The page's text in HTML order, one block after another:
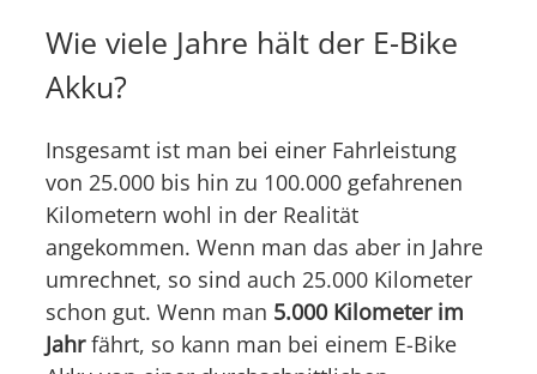
Wie viele Jahre hält der E-Bike
Akku?
Insgesamt ist man bei einer Fahrleistung
von 25.000 bis hin zu 100.000 gefahrenen
Kilometern wohl in der Realität
angekommen. Wenn man das aber in Jahre
umrechnet, so sind auch 25.000 Kilometer
schon gut. Wenn man 5.000 Kilometer im
Jahrfährt, so kann man bei einem E-Bike